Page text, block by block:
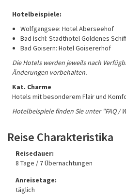
Hotelbeispiele:
Wolfgangsee: Hotel Aberseehof
Bad Ischl: Stadthotel Goldenes
Bad Goisern: Hotel Goisererhof
Die Hotels werden jeweils nach
Änderungen vorbehalten.
Kat. Charme
Hotels mit besonderem Flair und
Hotelbeispiele finden Sie unter "FAQ /
Reise Charakteristika
Reisedauer:
8 Tage / 7 Übernachtungen
Anreisetage:
täglich